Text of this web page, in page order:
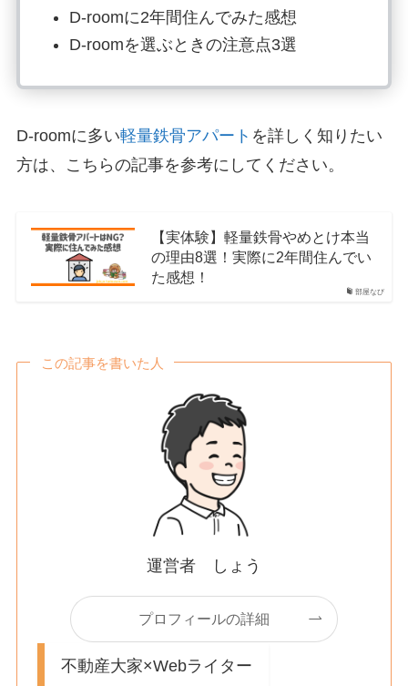
D-roomに2年間住んでみた感想
D-roomを選ぶときの注意点3選
D-roomに多い軽量鉄骨アパート を詳しく知りたい
方は、こちらの記事を参考にしてください。
部屋なび
【実体験】軽量鉄骨やめとけ本当
の理由8選！実際に2年間住んでい
た感想！
この記事を書いた人
運営者 しょう
プロフィールの詳細
不動産大家×Webライター